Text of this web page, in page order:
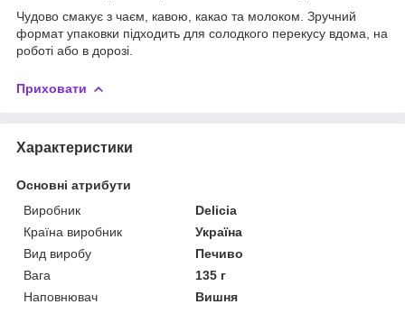
Чудово смакує з чаєм, кавою, какао та молоком. Зручний
формат упаковки підходить для солодкого перекусу вдома, на
роботі або в дорозі.
Приховати
Характеристики
Основні атрибути
Виробник
Delicia
Країна виробник
Україна
Вид виробу
Печиво
Вага
135 г
Наповнювач
Вишня